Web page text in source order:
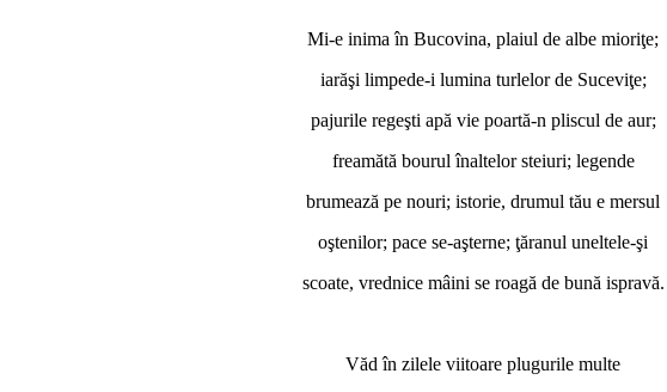
Mi-e inima în Bucovina, plaiul de albe mioriţe;
iarăşi limpede-i lumina turlelor de Suceviţe;
pajurile regeşti apă vie poartă-n pliscul de aur;
freamătă bourul înaltelor steiuri; legende
brumează pe nouri; istorie, drumul tău e mersul
oştenilor; pace se-aşterne; ţăranul uneltele-şi
scoate, vrednice mâini se roagă de bună ispravă.
Văd în zilele viitoare plugurile multe